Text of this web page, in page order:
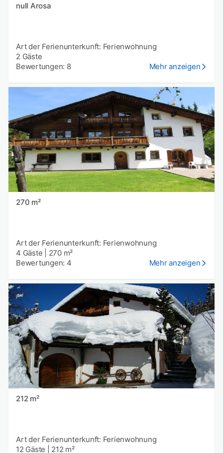
null Arosa
Art der Ferienunterkunft: Ferienwohnung
2 Gäste
Bewertungen: 8
Mehr anzeigen
270 m²
Art der Ferienunterkunft: Ferienwohnung
4 Gäste
270 m²
Bewertungen: 4
Mehr anzeigen
212 m²
Art der Ferienunterkunft: Ferienwohnung
12 Gäste
212 m²